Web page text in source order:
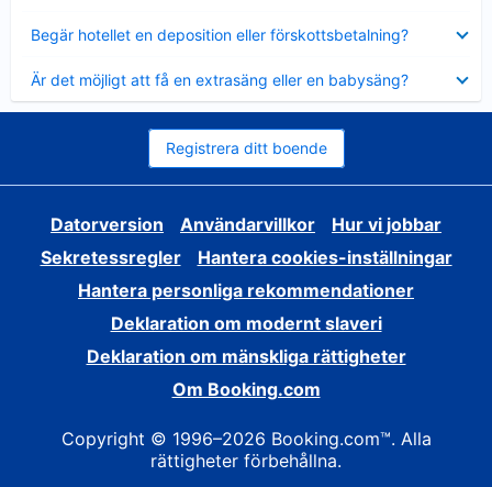
Begär hotellet en deposition eller förskottsbetalning?
mindre
Är det möjligt att få en extrasäng eller en babysäng?
mindre
Registrera ditt boende
Datorversion Användarvillkor
Hur vi jobbar
Sekretessregler
Hantera cookies-inställningar
Hantera personliga rekommendationer
Deklaration om modernt slaveri
Deklaration om mänskliga rättigheter
Om Booking.com
Copyright © 1996–2026 Booking.com™. Alla
rättigheter förbehållna.